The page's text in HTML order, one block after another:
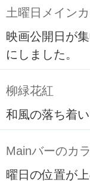
土曜日メイン
映画公開日が
にしました。
柳緑花紅
和風の落ち着
Mainバーのカ
曜日の位置が